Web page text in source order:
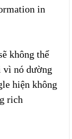
in
không thể
vì nó dường
hiện không
rich